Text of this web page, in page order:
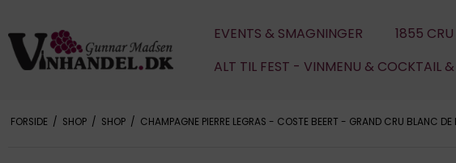
EVENTS & SMAGNINGER 1855
ALT TIL FEST - VINMENU & COCKTAIL &
FORSIDE / SHOP / SHOP / CHAMPAGNE PIERRE LEGRAS - COSTE BEERT - GRAND CRU BLANC DE